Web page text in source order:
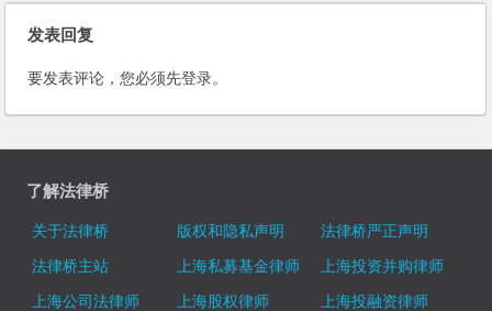
发表回复
要发表评论，您必须先登录。
了解法律桥
关于法律桥 版权和隐私声明
法律桥严正声明
法律桥主站
上海私募基金律师
上海投资并购律师
上海公司法律师
上海股权律师
上海投融资律师